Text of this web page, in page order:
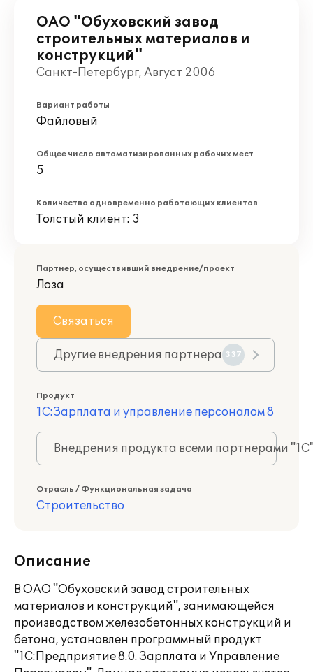
ОАО "Обуховский завод
строительных материалов и
конструкций"
Санкт-Петербург, Август 2006
Вариант работы
Файловый
Общее число автоматизированных рабочих мест
5
Количество одновременно работающих клиентов
Толстый клиент: 3
Партнер, осуществивший внедрение/проект
Лоза
Связаться
Другие внедрения партнера 337
Продукт
1С:Зарплата и управление персоналом 8
Внедрения продукта всеми партнерами
Отрасль / Функциональная задача
Строительство
Описание
В ОАО "Обуховский завод строительных
материалов и конструкций", занимающейся
производством железобетонных конструкций и
бетона, установлен программный продукт
"1С:Предприятие 8.0. Зарплата и Управление